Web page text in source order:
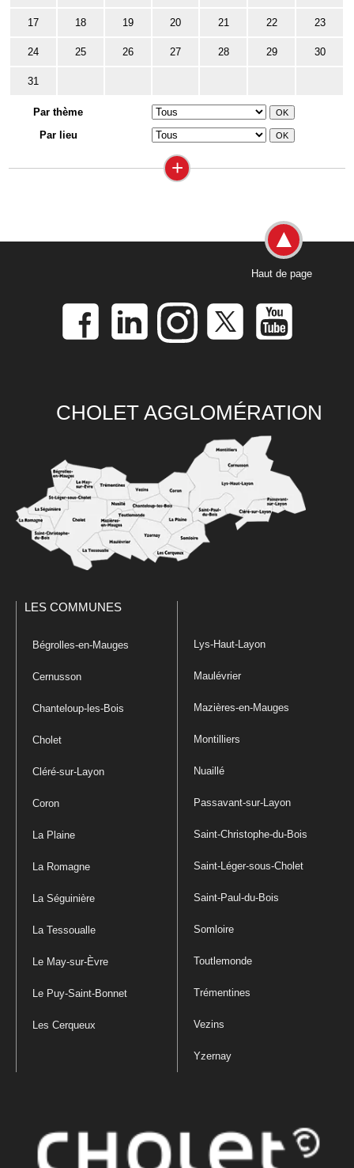
17 18 19 20 21 22 23
24 25 26 27 28 29 30
31
Par thème
Par lieu
+
Haut de page
CHOLET AGGLOMÉRATION
LES COMMUNES
Bégrolles-en-Mauges
Cernusson
Chanteloup-les-Bois
Cholet
Cléré-sur-Layon
Coron
La Plaine
La Romagne
La Séguinière
La Tessoualle
Le May-sur-Èvre
Le Puy-Saint-Bonnet
Les Cerqueux
Lys-Haut-Layon
Maulévrier
Mazières-en-Mauges
Montilliers
Nuaillé
Passavant-sur-Layon
Saint-Christophe-du-Bois
Saint-Léger-sous-Cholet
Saint-Paul-du-Bois
Somloire
Toutlemonde
Trémentines
Vezins
Yzernay